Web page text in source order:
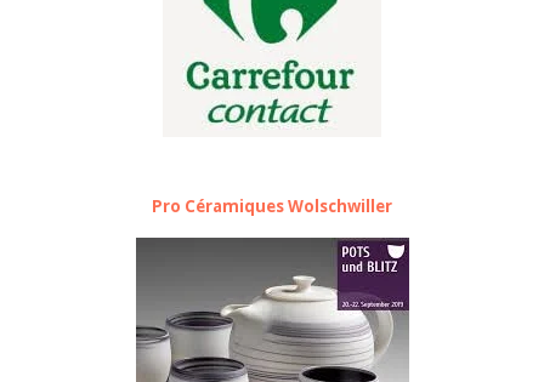
Pro Céramiques Wolschwiller